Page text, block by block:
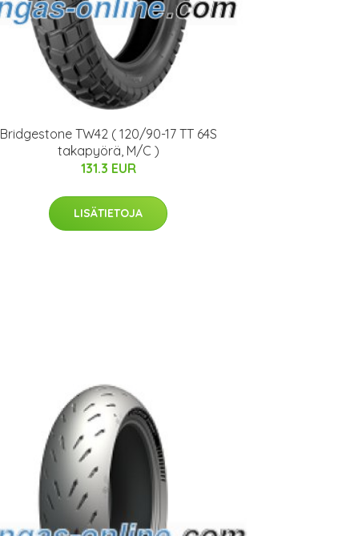
Bridgestone TW42 ( 120/90-17 TT 64S
takapyörä, M/C )
131.3 EUR
LISÄTIETOJA